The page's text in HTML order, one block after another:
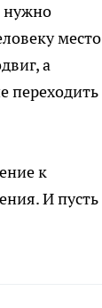
нужно
место
а
переходить
к
И пусть